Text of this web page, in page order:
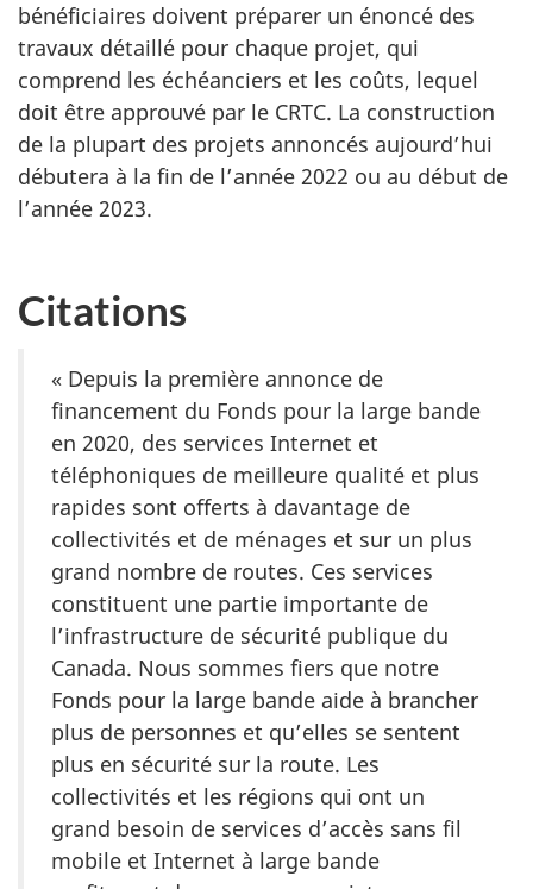
bénéficiaires doivent préparer un énoncé des
travaux détaillé pour chaque projet, qui
comprend les échéanciers et les coûts, lequel
doit être approuvé par le CRTC. La construction
de la plupart des projets annoncés aujourd’hui
débutera à la fin de l’année 2022 ou au début de
l’année 2023.
Citations
« Depuis la première annonce de
financement du Fonds pour la large bande
en 2020, des services Internet et
téléphoniques de meilleure qualité et plus
rapides sont offerts à davantage de
collectivités et de ménages et sur un plus
grand nombre de routes. Ces services
constituent une partie importante de
l’infrastructure de sécurité publique du
Canada. Nous sommes fiers que notre
Fonds pour la large bande aide à brancher
plus de personnes et qu’elles se sentent
plus en sécurité sur la route. Les
collectivités et les régions qui ont un
grand besoin de services d’accès sans fil
mobile et Internet à large bande